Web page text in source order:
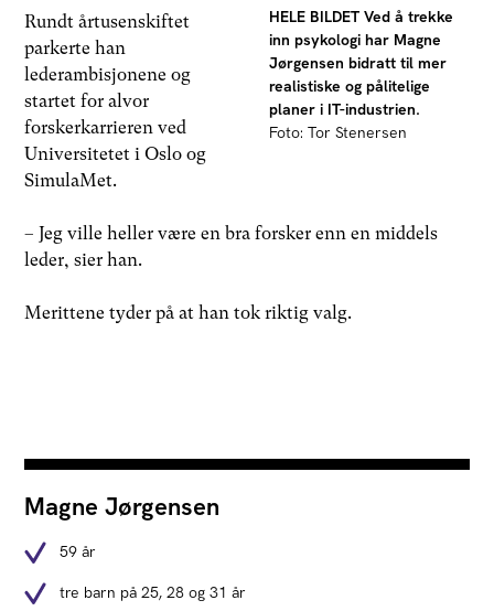
HELE BILDET Ved å trekke
inn psykologi har Magne
Jørgensen bidratt til mer
realistiske og pålitelige
planer i IT-industrien.
Foto: Tor Stenersen
Rundt årtusenskiftet
parkerte han
lederambisjonene og
startet for alvor
forskerkarrieren ved
Universitetet i Oslo og
SimulaMet.
– Jeg ville heller være en bra forsker enn en middels
leder, sier han.
Merittene tyder på at han tok riktig valg.
Magne Jørgensen
59 år
tre barn på 25, 28 og 31 år